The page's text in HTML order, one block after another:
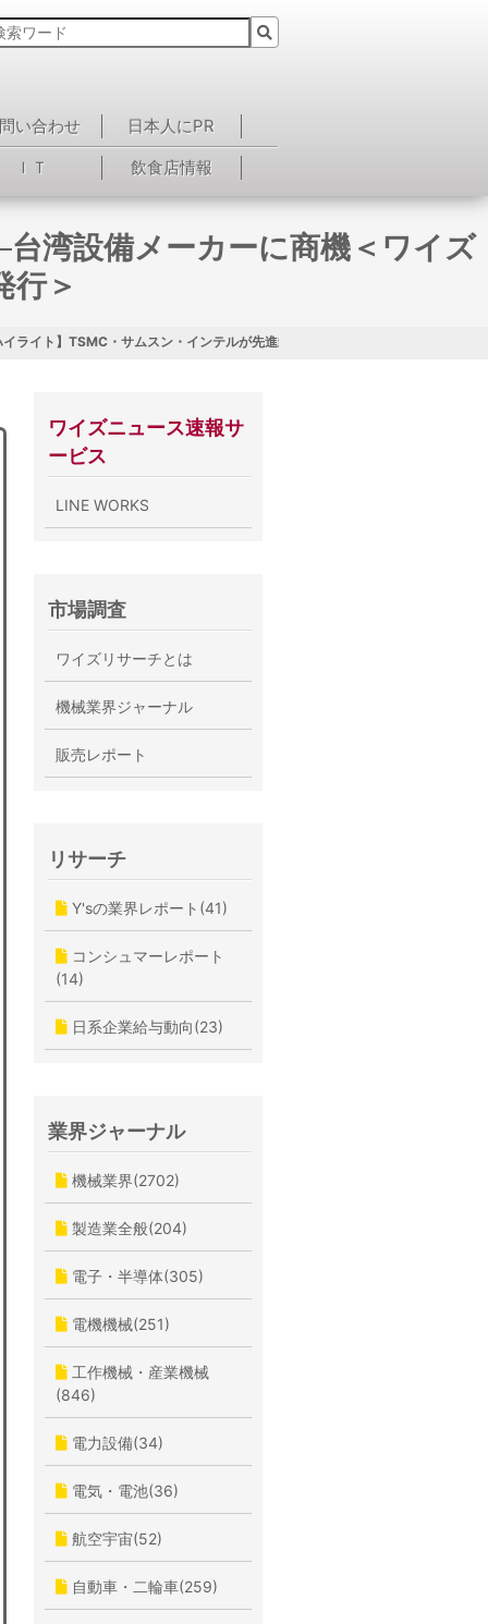
い合わせ
日本人にPR
ＩＴ
飲食店情報
湾設備メーカーに商機＜ワイズ
行＞
イライト】TSMC・サムスン・インテルが先進封止を強化──台湾設備メーカー
ワイズニュース速報サ
ービス
LINE WORKS
市場調査
ワイズリサーチとは
機械業界ジャーナル
販売レポート
リサーチ
Y'sの業界レポート(41)
コンシュマーレポート
(14)
日系企業給与動向(23)
業界ジャーナル
機械業界(2702)
製造業全般(204)
電子・半導体(305)
電機機械(251)
工作機械・産業機械
(846)
電力設備(34)
電気・電池(36)
航空宇宙(52)
自動車・二輪車(259)